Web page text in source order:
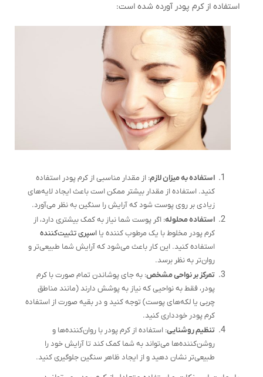
استفاده از کرم پودر آورده شده است:
استفاده به میزان لازم: از مقدار مناسبی از کرم پودر استفاده
کنید. استفاده از مقدار بیشتر ممکن است باعث ایجاد لایه‌های
زیادی بر روی پوست شود که آرایش را سنگین به نظر می‌آورد.
استفاده محلوله: اگر پوست شما نیاز به کمک بیشتری دارد، از
کرم پودر مخلوط با یک مرطوب کننده یا اسپری تثبیت‌کننده
استفاده کنید. این کار باعث می‌شود که آرایش شما طبیعی‌تر و
روان‌تر به نظر برسد.
تمرکز بر نواحی مشخص: به جای پوشاندن تمام صورت با کرم
پودر، فقط به نواحیی که نیاز به پوشش دارند (مانند مناطق
چربی یا لکه‌های پوست) توجه کنید و در بقیه صورت از استفاده
کرم پودر خودداری کنید.
تنظیم روشنایی: استفاده از کرم پودر با روان‌کننده‌ها و
روشن‌کننده‌ها می‌تواند به شما کمک کند تا آرایش خود را
طبیعی‌تر نشان دهید و از ایجاد ظاهر سنگین جلوگیری کنید.